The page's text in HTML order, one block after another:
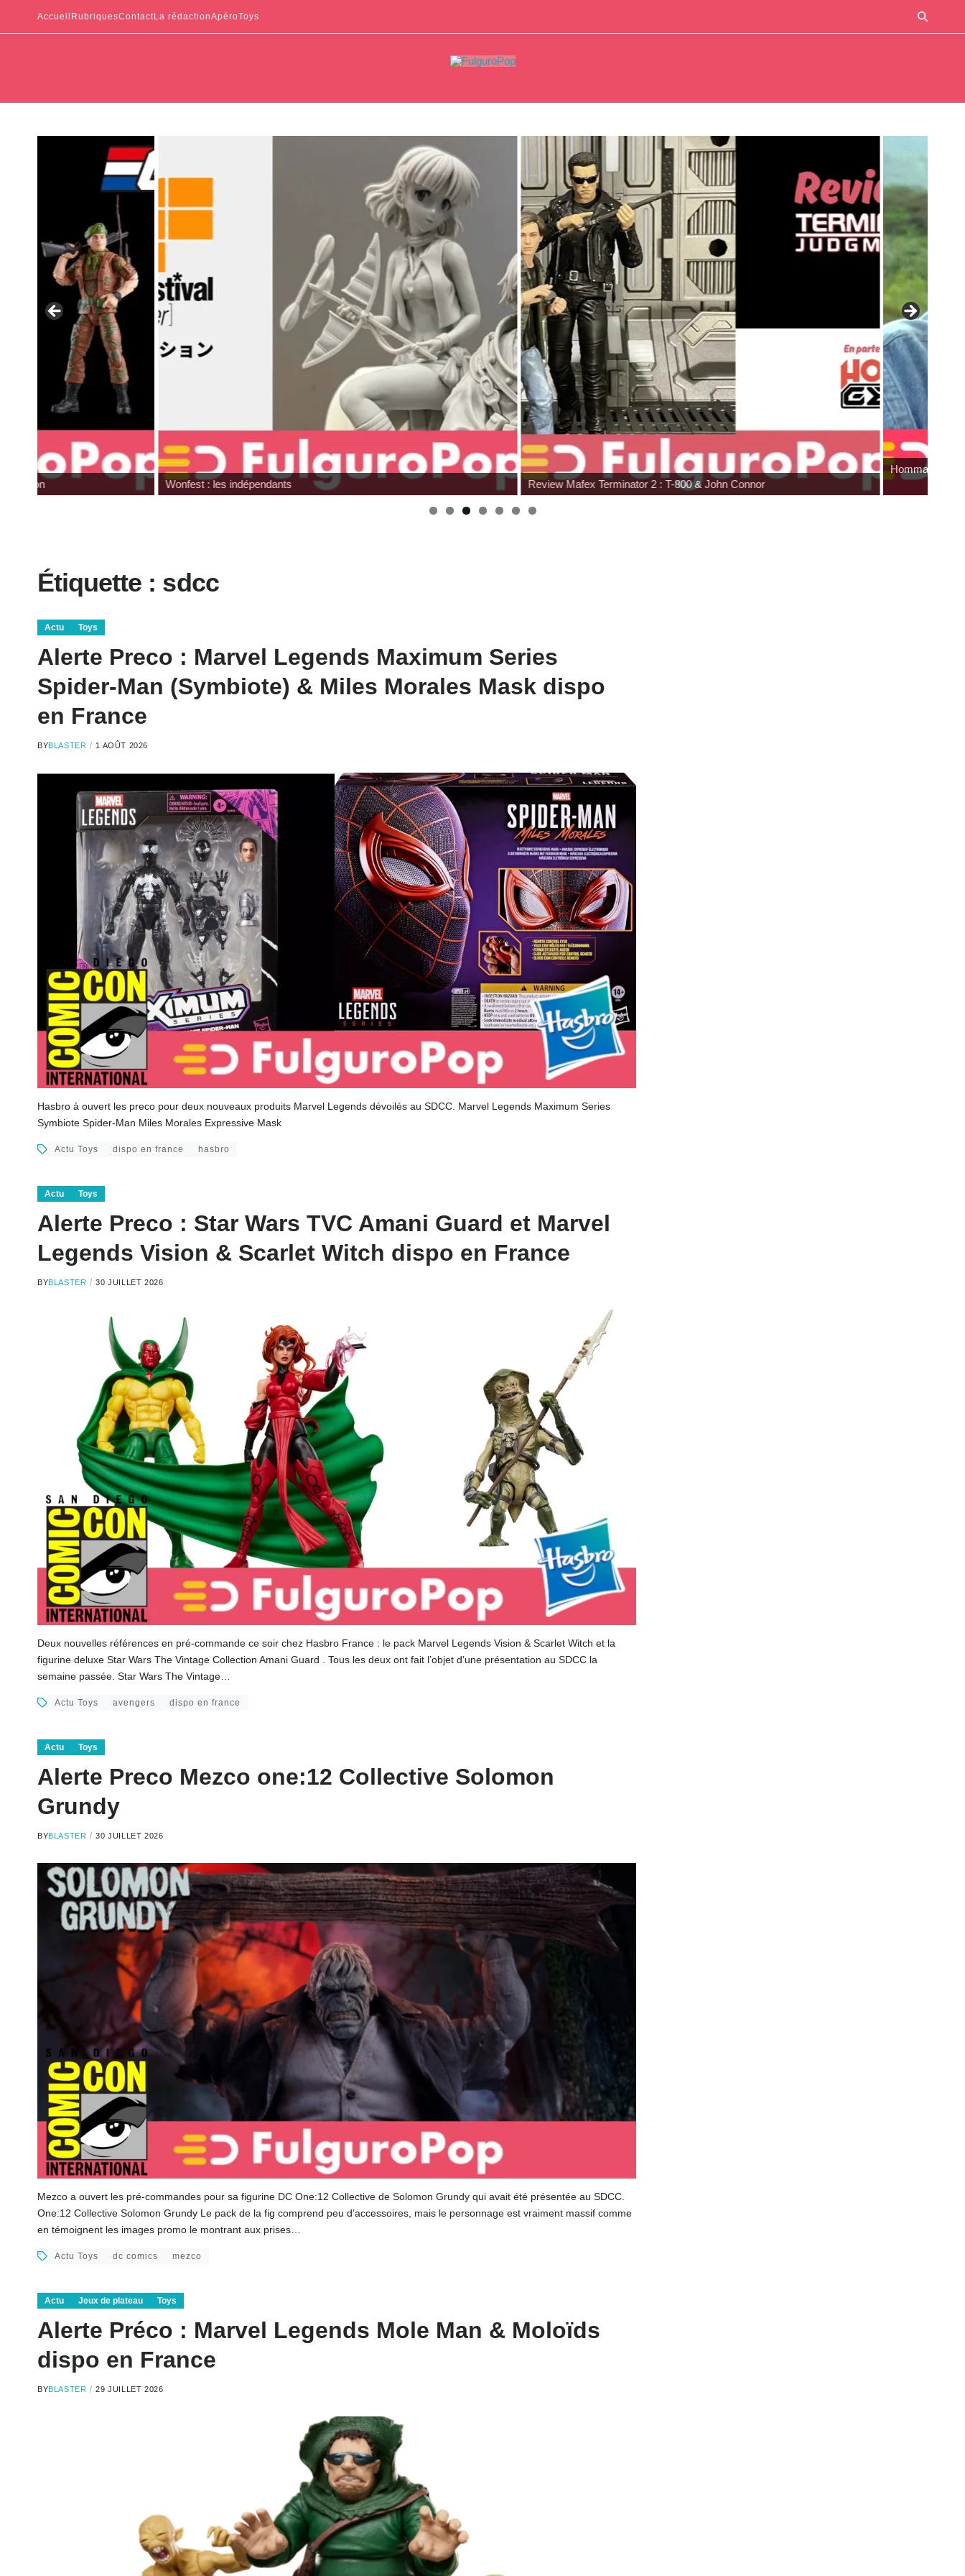
Accueil RubriquesContactLa rédactionApéroToys
Wonfest : les indépendants Review Mafex Terminator 2 : T-800 & John Connor
Hommage à Sam Neill
Étiquette : sdcc
Actu Toys
Alerte Preco : Marvel Legends Maximum Series
Spider-Man (Symbiote) & Miles Morales Mask dispo
en France
BYBLASTER 1 AOÛT 2026
Hasbro à ouvert les preco pour deux nouveaux produits Marvel Legends dévoilés au SDCC. Marvel Legends Maximum Series
Symbiote Spider-Man Miles Morales Expressive Mask
Actu Toys dispo en france hasbro
Actu Toys
Alerte Preco : Star Wars TVC Amani Guard et Marvel
Legends Vision & Scarlet Witch dispo en France
BYBLASTER 30 JUILLET 2026
Deux nouvelles références en pré-commande ce soir chez Hasbro France : le pack Marvel Legends Vision & Scarlet Witch et la
figurine deluxe Star Wars The Vintage Collection Amani Guard . Tous les deux ont fait l’objet d’une présentation au SDCC la
semaine passée. Star Wars The Vintage…
Actu Toys avengers dispo en france
Actu Toys
Alerte Preco Mezco one:12 Collective Solomon
Grundy
BYBLASTER 30 JUILLET 2026
Mezco a ouvert les pré-commandes pour sa figurine DC One:12 Collective de Solomon Grundy qui avait été présentée au SDCC.
One:12 Collective Solomon Grundy Le pack de la fig comprend peu d’accessoires, mais le personnage est vraiment massif comme
en témoignent les images promo le montrant aux prises…
Actu Toys dc comics mezco
Actu Jeux de plateau Toys
Alerte Préco : Marvel Legends Mole Man & Moloïds
dispo en France
BYBLASTER 29 JUILLET 2026